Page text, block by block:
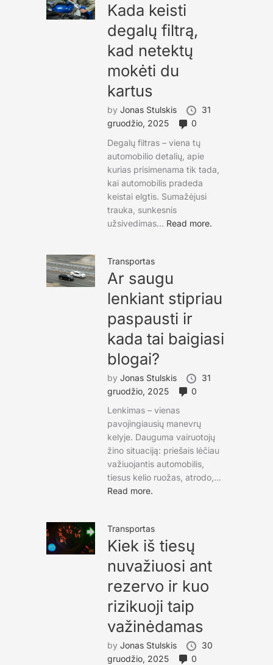
Kada keisti
degalų filtrą,
kad netektų
mokėti du
kartus
by Jonas Stulskis
31
gruodžio, 2025
0
Degalų filtras – viena tų
automobilio detalių, apie
kurias prisimenama tik tada,
kai automobilis pradeda
keistai elgtis. Sumažėjusi
trauka, sunkesnis
užsivedimas... Read more.
Transportas
Ar saugu
lenkiant stipriau
paspausti ir
kada tai baigiasi
blogai?
by Jonas Stulskis
31
gruodžio, 2025
0
Lenkimas – vienas
pavojingiausių manevrų
kelyje. Dauguma vairuotojų
žino situaciją: priešais lėčiau
važiuojantis automobilis,
tiesus kelio ruožas, atrodo,...
Read more.
Transportas
Kiek iš tiesų
nuvažiuosi ant
rezervo ir kuo
rizikuoji taip
važinėdamas
by Jonas Stulskis
30
gruodžio, 2025
0